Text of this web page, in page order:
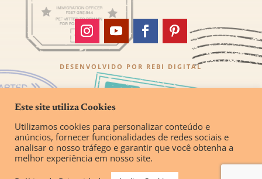
DESENVOLVIDO POR REBI DIGITAL
Este site utiliza Cookies
Utilizamos cookies para personalizar conteúdo e
anúncios, fornecer funcionalidades de redes sociais e
analisar o nosso tráfego e garantir que você obtenha a
melhor experiência em nosso site.